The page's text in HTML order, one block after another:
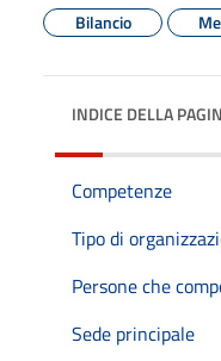
Bilancio
INDICE DELLA
Competenze
Tipo di
Persone che
Sede principale